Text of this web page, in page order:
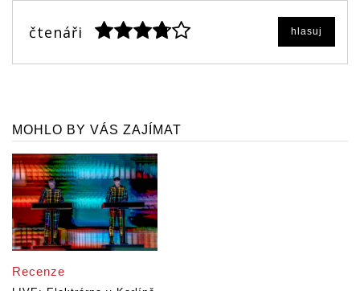
čtenáři hlasuj
MOHLO BY VÁS ZAJÍMAT
Recenze